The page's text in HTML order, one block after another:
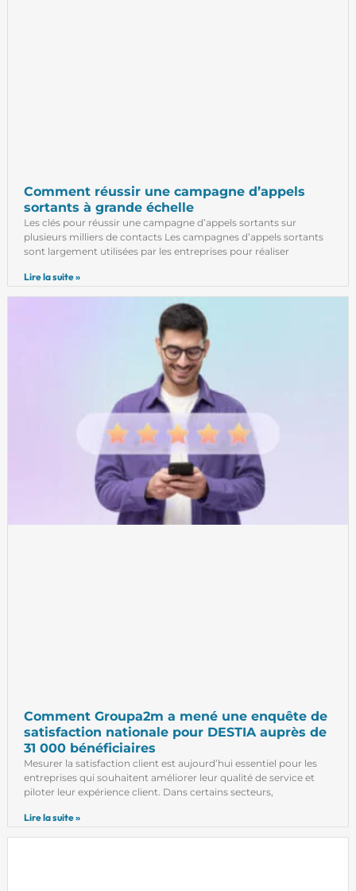
Comment réussir une campagne d’appels
sortants à grande échelle
Les clés pour réussir une campagne d’appels sortants sur
plusieurs milliers de contacts Les campagnes d’appels sortants
sont largement utilisées par les entreprises pour réaliser
Lire la suite »
Comment Groupa2m a mené une enquête de
satisfaction nationale pour DESTIA auprès de
31 000 bénéficiaires
Mesurer la satisfaction client est aujourd’hui essentiel pour les
entreprises qui souhaitent améliorer leur qualité de service et
piloter leur expérience client. Dans certains secteurs,
Lire la suite »